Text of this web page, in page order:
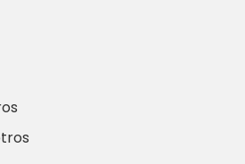
tranquilas vacaciones de
que necesita.